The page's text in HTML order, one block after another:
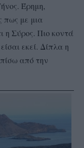
Έρημη,
πως με μια
η Σύρος. Πιο κοντά
εκεί. Δίπλα η
από την